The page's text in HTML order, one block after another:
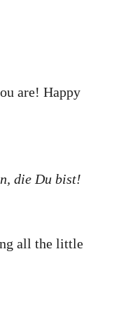
are! Happy
die Du bist!
all the little